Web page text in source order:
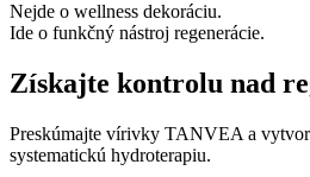
Nejde o wellness dekoráciu.
Ide o funkčný nástroj regenerácie.
Získajte kontrolu nad
Preskúmajte vírivky TANVEA a
systematickú hydroterapiu.